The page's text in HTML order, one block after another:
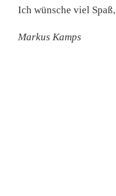
Ich wünsche viel Spaß,
Markus Kamps